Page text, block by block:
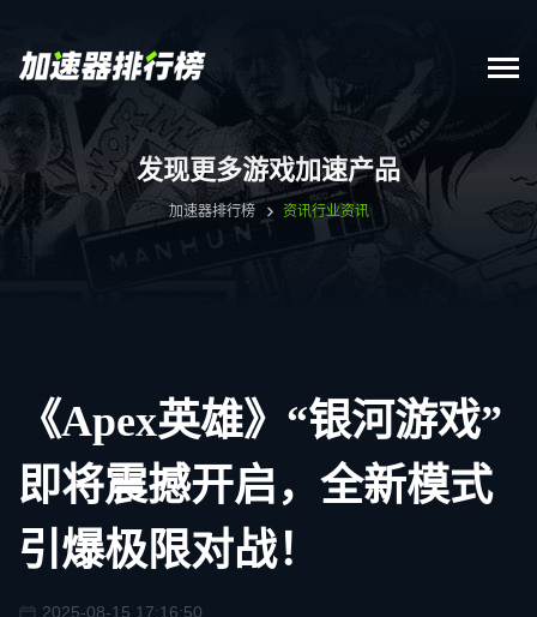
发现更多游戏加速产品
加速器排行榜 资讯行业资讯
《Apex英雄》“银河游戏”
即将震撼开启，全新模式
引爆极限对战！
2025-08-15 17:16:50